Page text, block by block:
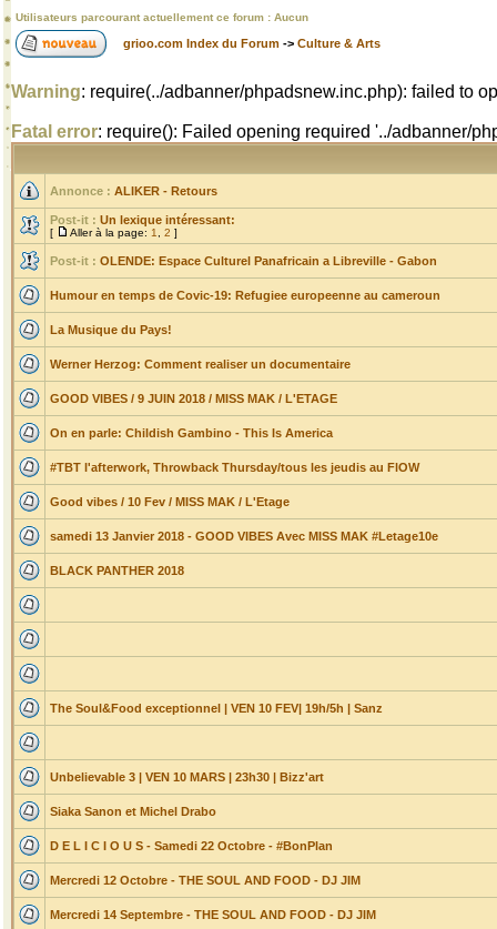
Utilisateurs parcourant actuellement ce forum : Aucun
grioo.com Index du Forum -> Culture & Arts
Warning: require(../adbanner/phpadsnew.inc.php): failed to
Fatal error: require(): Failed opening required '../adbanner/
Annonce : ALIKER - Retours
Post-it : Un lexique intéressant:
[ Aller à la page: 1 2 ]
Post-it : OLENDE: Espace Culturel Panafricain a Libreville - Gabon
Humour en temps de Covic-19: Refugiee europeenne au cameroun
La Musique du Pays!
Werner Herzog: Comment realiser un documentaire
GOOD VIBES / 9 JUIN 2018 / MISS MAK / L'ETAGE
On en parle: Childish Gambino - This Is America
#TBT l'afterwork, Throwback Thursday/tous les jeudis au FlOW
Good vibes / 10 Fev / MISS MAK / L'Etage
samedi 13 Janvier 2018 - GOOD VIBES Avec MISS MAK #Letage10e
BLACK PANTHER 2018
The Soul&Food exceptionnel | VEN 10 FEV| 19h/5h | Sanz
Unbelievable 3 | VEN 10 MARS | 23h30 | Bizz'art
Siaka Sanon et Michel Drabo
D E L I C I O U S - Samedi 22 Octobre - #BonPlan
Mercredi 12 Octobre - THE SOUL AND FOOD - DJ JIM
Mercredi 14 Septembre - THE SOUL AND FOOD - DJ JIM